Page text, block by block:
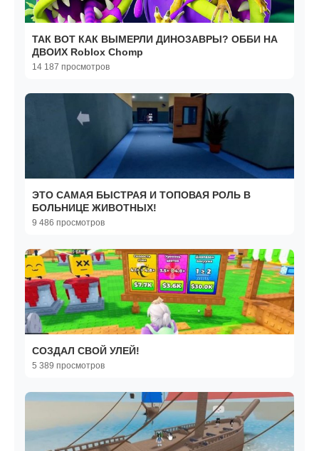
ТАК ВОТ КАК ВЫМЕРЛИ ДИНОЗАВРЫ? ОББИ НА
ДВОИХ Roblox Chomp
14 187 просмотров
ЭТО САМАЯ БЫСТРАЯ И ТОПОВАЯ РОЛЬ В
БОЛЬНИЦЕ ЖИВОТНЫХ!
9 486 просмотров
СОЗДАЛ СВОЙ УЛЕЙ!
5 389 просмотров